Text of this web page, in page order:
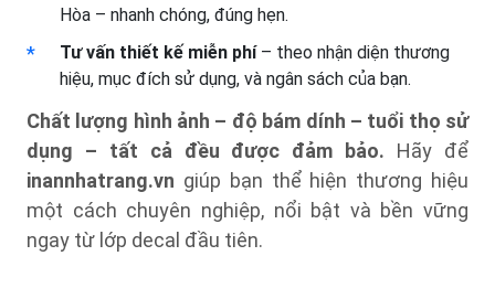
Hòa – nhanh chóng, đúng hẹn.
Tư vấn thiết kế miễn phí– theo nhận diện thương
hiệu, mục đích sử dụng, và ngân sách của bạn.
Chất lượng hình ảnh – độ bám dính – tuổi thọ sử
dụng – tất cả đều được đảm bảo. Hãy để
inannhatrang.vn giúp bạn thể hiện thương hiệu
một cách chuyên nghiệp, nổi bật và bền vững
ngay từ lớp decal đầu tiên.